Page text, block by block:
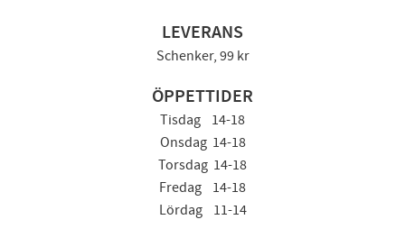
LEVERANS
Schenker, 99 kr
ÖPPETTIDER
Tisdag 14-18
Onsdag 14-18
Torsdag 14-18
Fredag 14-18
Lördag 11-14